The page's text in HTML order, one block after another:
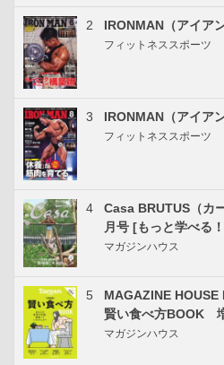
2 IRONMAN（アイア
フィットネススポーツ
3 IRONMAN（アイア
フィットネススポーツ
4
Casa BRUTUS（カ
月号 [もっと学べる
マガジンハウス
5
MAGAZINE
賢い食べ方BOOK
マガジンハウス